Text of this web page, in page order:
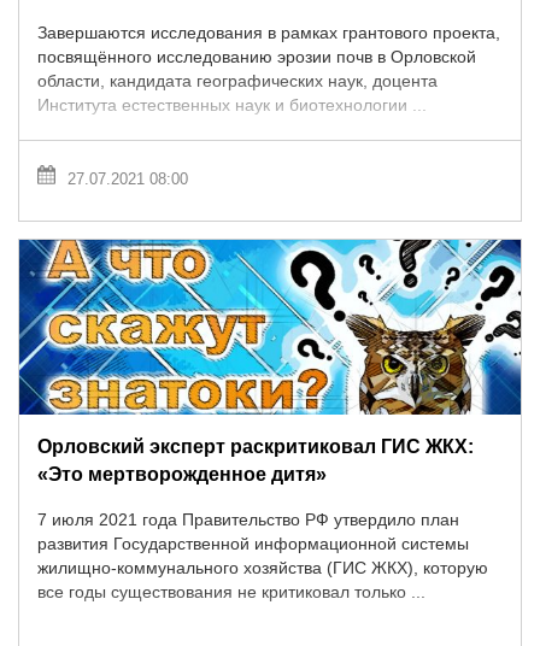
Завершаются исследования в рамках грантового проекта,
посвящённого исследованию эрозии почв в Орловской
области, кандидата географических наук, доцента
Института естественных наук и биотехнологии ...
27.07.2021 08:00
Орловский эксперт раскритиковал ГИС ЖКХ:
«Это мертворожденное дитя»
7 июля 2021 года Правительство РФ утвердило план
развития Государственной информационной системы
жилищно-коммунального хозяйства (ГИС ЖКХ), которую
все годы существования не критиковал только ...